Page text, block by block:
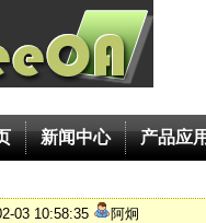
新闻中心 产品应
03 10:58:35 阿炯